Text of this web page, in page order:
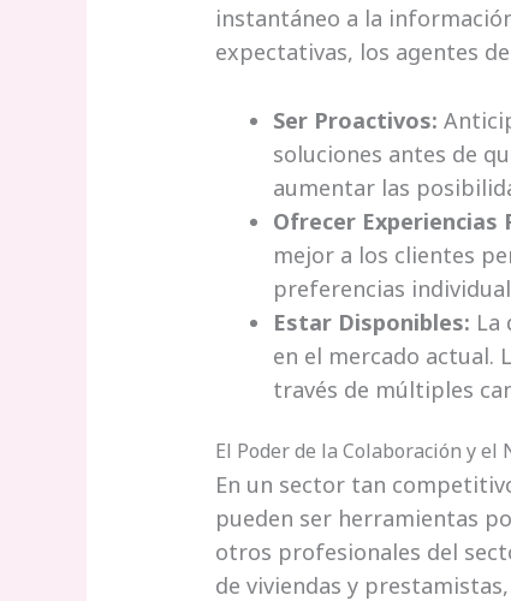
instantáneo a la
expectativas, los agentes
Ser Proactivos:
soluciones antes de
aumentar las
Ofrecer Experiencias
mejor a los clientes
preferencias
Estar Disponibles: La
en el mercado actual.
través de múltiples
El Poder de la Colaboración y el
En un sector tan
pueden ser herramientas
otros profesionales del
de viviendas y